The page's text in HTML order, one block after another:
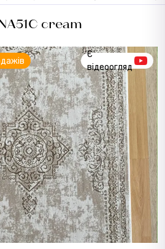
cream
Є
відеоогляд